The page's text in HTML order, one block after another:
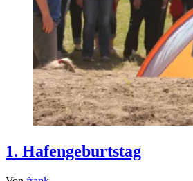
1. Hafengeburtstag